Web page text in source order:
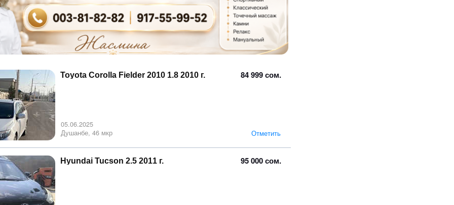
84 999 сом.
Toyota Corolla Fielder 2010 1.8 2010 г.
05.06.2025
Душанбе, 46 мкр
Отметить
95 000 сом.
Hyundai Tucson 2.5 2011 г.